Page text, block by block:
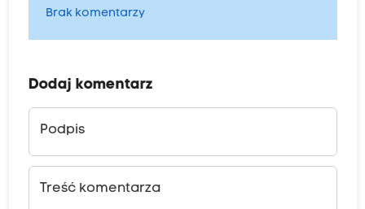
Brak komentarzy
Dodaj komentarz
Podpis
Treść komentarza